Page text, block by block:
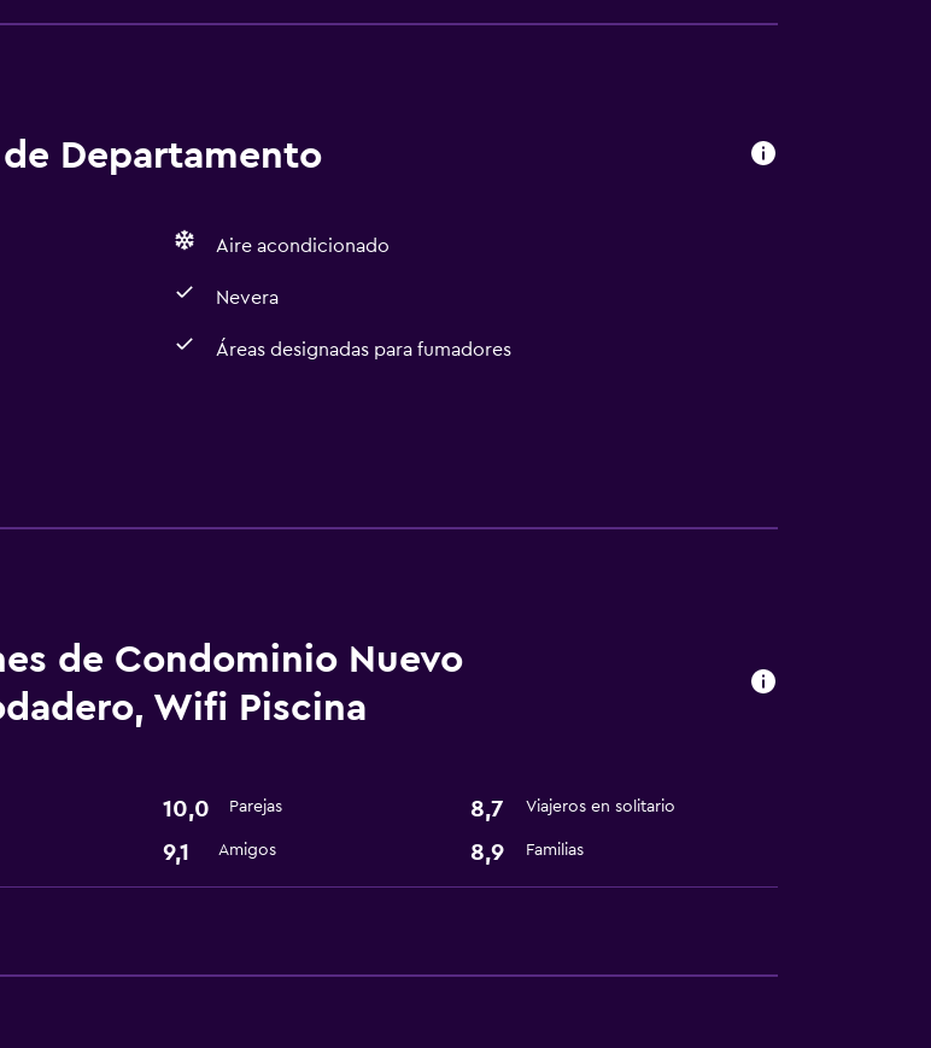
Departamento
Aire acondicionado
Nevera
Áreas designadas para fumadores
Lavandería
Parque infantil
de Condominio Nuevo
Wifi Piscina
10,0 Parejas 8,7 Viajeros en solitario
9,1 Amigos 8,9 Familias